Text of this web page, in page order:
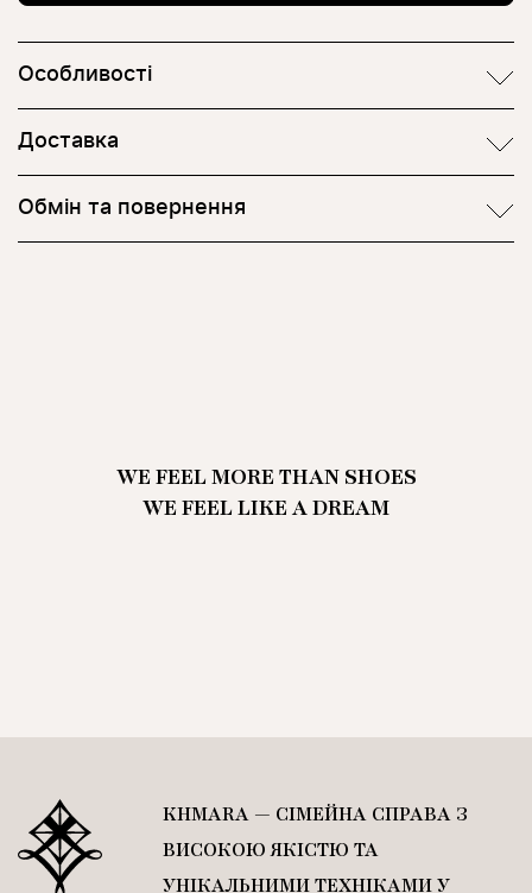
Особливості
Доставка
Обмін та повернення
WE FEEL MORE THAN SHOES
WE FEEL LIKE A DREAM
KHMARA — СІМЕЙНА СПРАВА З
ВИСОКОЮ ЯКІСТЮ ТА
УНІКАЛЬНИМИ ТЕХНІКАМИ У